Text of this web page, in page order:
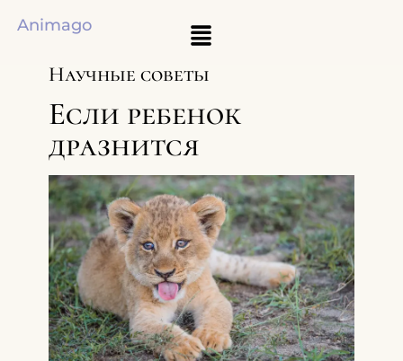
Animago
Научные советы
Если ребенок
дразнится